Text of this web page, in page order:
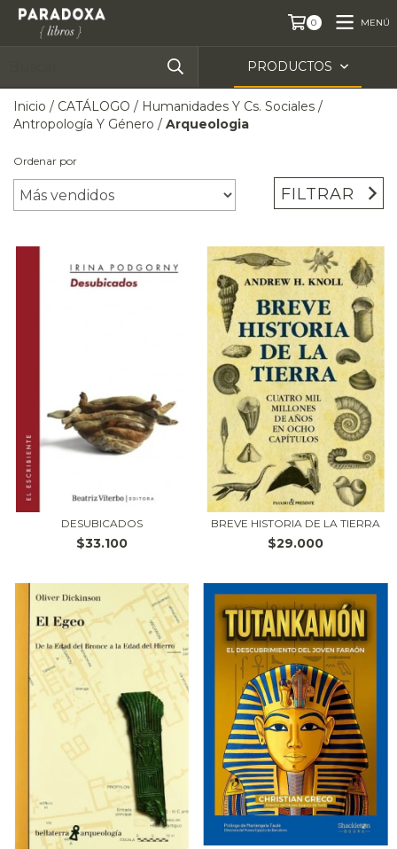
0 MENÚ
PRODUCTOS
Inicio / CATÁLOGO / Humanidades Y Cs. Sociales /
Antropología Y Género / Arqueologia
Ordenar por
FILTRAR
DESUBICADOS
$33.100
BREVE HISTORIA DE LA TIERRA
$29.000